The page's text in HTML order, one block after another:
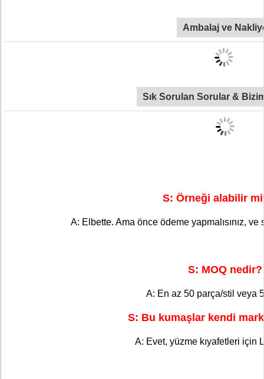
Ambalaj ve
Sık Sorulan Sorular &
S: Örneği alabilir
A: Elbette. Ama önce ödeme yapmalısınız,
S: MOQ nedir?
A: En az 50 parça/stil veya
S: Bu kumaşlar kendi
A: Evet, yüzme kıyafetleri için